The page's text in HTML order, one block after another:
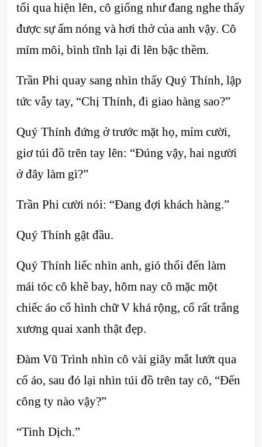
tối qua hiện lên, cô giống như đang nghe thấy
được sự ấm nóng và hơi thở của anh vậy. Cô
mím môi, bình tĩnh lại đi lên bậc thềm.
Trần Phi quay sang nhìn thấy Quý Thính, lập
tức vẫy tay, “Chị Thính, đi giao hàng sao?”
Quý Thính đứng ở trước mặt họ, mỉm cười,
giơ túi đồ trên tay lên: “Đúng vậy, hai người
ở đây làm gì?”
Trần Phi cười nói: “Đang đợi khách hàng.”
Quý Thính gật đầu.
Quý Thính liếc nhìn anh, gió thổi đến làm
mái tóc cô khẽ bay, hôm nay cô mặc một
chiếc áo cổ hình chữ V khá rộng, cổ rất trắng
xương quai xanh thật đẹp.
Đàm Vũ Trình nhìn cô vài giây mắt lướt qua
cổ áo, sau đó lại nhìn túi đồ trên tay cô, “Đến
công ty nào vậy?”
“Tinh Dịch.”